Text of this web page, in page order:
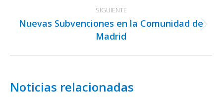
SIGUIENTE
Publicación
siguiente:
Nuevas Subvenciones en la Comunidad de
Madrid
Noticias relacionadas